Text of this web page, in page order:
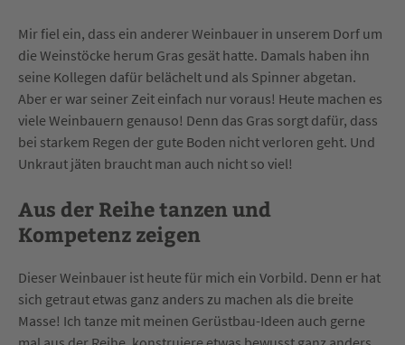
Mir fiel ein, dass ein anderer Weinbauer in unserem Dorf um
die Weinstöcke herum Gras gesät hatte. Damals haben ihn
seine Kollegen dafür belächelt und als Spinner abgetan.
Aber er war seiner Zeit einfach nur voraus! Heute machen es
viele Weinbauern genauso! Denn das Gras sorgt dafür, dass
bei starkem Regen der gute Boden nicht verloren geht. Und
Unkraut jäten braucht man auch nicht so viel!
Aus der Reihe tanzen und
Kompetenz zeigen
Dieser Weinbauer ist heute für mich ein Vorbild. Denn er hat
sich getraut etwas ganz anders zu machen als die breite
Masse! Ich tanze mit meinen Gerüstbau-Ideen auch gerne